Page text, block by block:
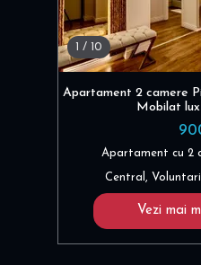
/ 10
Apartament 2 camere
Mobilat
Apartament cu 2
Central, Voluntari
Vezi mai